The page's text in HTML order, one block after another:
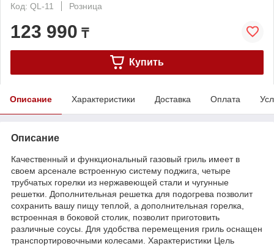
Код: QL-11
Розница
123 990 ₸
Купить
Описание Характеристики Доставка Оплата
Описание
Качественный и функциональный газовый гриль имеет в
своем арсенале встроенную систему поджига, четыре
трубчатых горелки из нержавеющей стали и чугунные
решетки. Дополнительная решетка для подогрева позволит
сохранить вашу пищу теплой, а дополнительная горелка,
встроенная в боковой столик, позволит приготовить
различные соусы. Для удобства перемещения гриль оснащен
транспортировочными колесами. Характеристики Цель